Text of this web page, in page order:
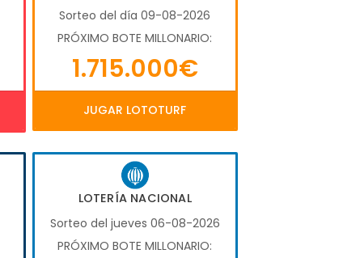
Sorteo del día 09-08-2026
PRÓXIMO BOTE MILLONARIO:
1.715.000€
JUGAR LOTOTURF
LOTERÍA NACIONAL
Sorteo del jueves 06-08-2026
PRÓXIMO BOTE MILLONARIO: